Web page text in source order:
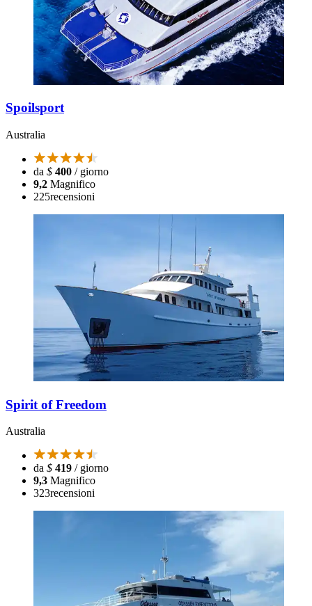
Spoilsport
Australia
da $ 400 / giorno
9,2 Magnifico
225recensioni
Spirit of Freedom
Australia
da $ 419 / giorno
9,3 Magnifico
323recensioni